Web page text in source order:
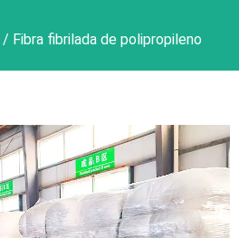
/ Fibra fibrilada de polipropileno